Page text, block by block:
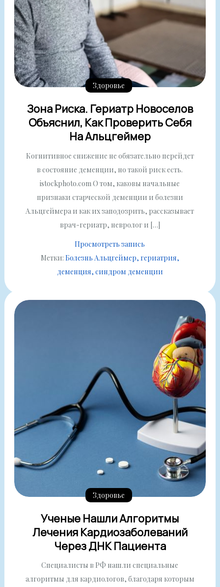
Здоровье
Зона Риска. Гериатр Новоселов
Объяснил, Как Проверить Себя
На Альцгеймер
Когнитивное снижение не обязательно перейдет
в состояние деменции, но такой риск есть.
istockphoto.com О том, каковы начальные
признаки старческой деменции и болезни
Альцгеймера и как их заподозрить, рассказывает
врач-гериатр, невролог и […]
Просмотреть запись
Метки: Болезнь Альцгеймер гериатрия
деменция синдром деменции
Здоровье
Ученые Нашли Алгоритмы
Лечения Кардиозаболеваний
Через ДНК Пациента
Специалисты в РФ нашли специальные
алгоритмы для кардиологов, благодаря которым